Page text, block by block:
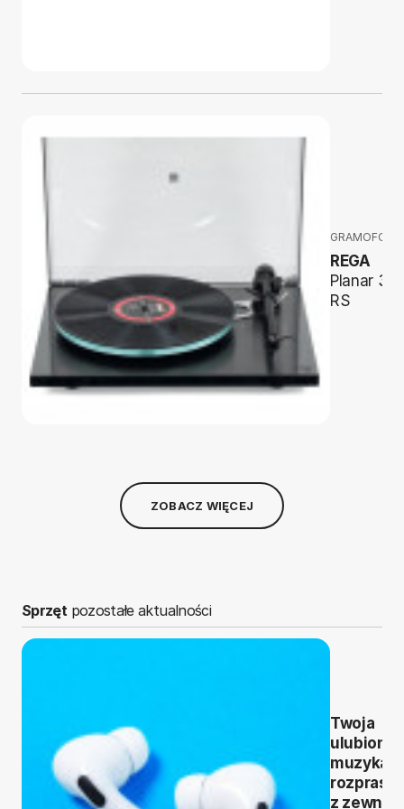
GRAMOFONY
REGA
Planar 3
RS
ZOBACZ WIĘCEJ
Sprzętpozostałe aktualności
Twoja
ulubiona
muzyka
z